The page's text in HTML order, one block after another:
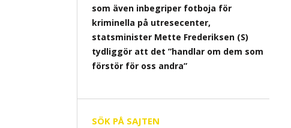
som även inbegriper fotboja för
kriminella på utresecenter,
statsminister Mette Frederiksen (S)
tydliggör att det ”handlar om dem som
förstör för oss andra”
SÖK PÅ SAJTEN